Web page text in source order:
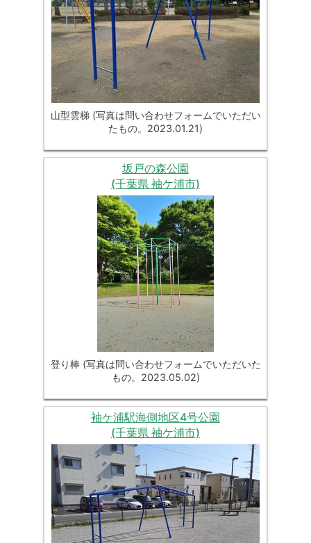
山型雲梯 (写真は問い合わせフォームでいただい
たもの。2023.01.21)
坂戸の森公園
(千葉県 袖ケ浦市)
登り棒 (写真は問い合わせフォームでいただいた
もの。2023.05.02)
袖ケ浦駅海側地区4号公園
(千葉県 袖ケ浦市)